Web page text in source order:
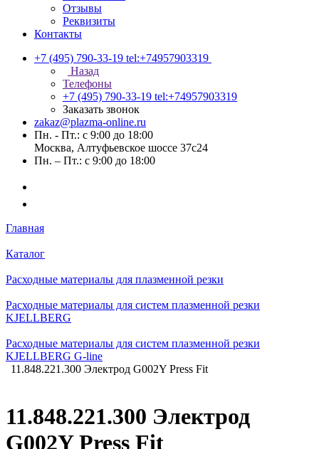
Отзывы
Реквизиты
Контакты
+7 (495) 790-33-19 tel:+74957903319
Назад
Телефоны
+7 (495) 790-33-19 tel:+74957903319
Заказать звонок
zakaz@plazma-online.ru
Пн. - Пт.: с 9:00 до 18:00
Москва, Алтуфьевское шоссе 37с24
Пн. – Пт.: с 9:00 до 18:00
Главная
Каталог
Расходные материалы для плазменной резки
Расходные материалы для систем плазменной резки
KJELLBERG
Расходные материалы для систем плазменной резки
KJELLBERG G-line
11.848.221.300 Электрод G002Y Press Fit
11.848.221.300 Электрод
G002Y Press Fit